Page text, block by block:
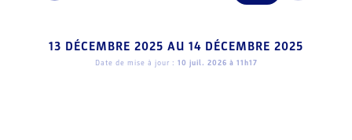
13 DÉCEMBRE 2025 AU 14 DÉCEMBRE 2025
Date de mise à jour : 10 juil. 2026 à 11h17